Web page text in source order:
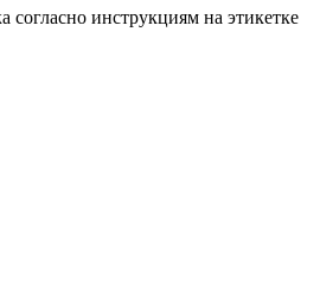
инструкциям на этикетке